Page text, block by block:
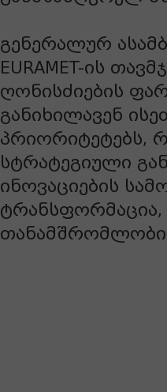
გენერალურ
EURAMET-ის
ღონისძიების
განიხილავენ
პრიორიტეტებს,
სტრატეგიული
ინოვაციების